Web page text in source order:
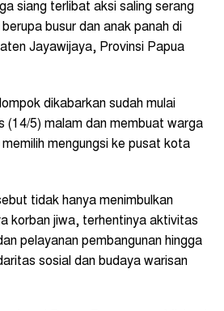
siang terlibat aksi saling serang
busur dan anak panah di
Jayawijaya, Provinsi Papua
dikabarkan sudah mulai
(14/5) malam dan membuat warga
mengungsi ke pusat kota
tidak hanya menimbulkan
korban jiwa, terhentinya aktivitas
pelayanan pembangunan hingga
sosial dan budaya warisan